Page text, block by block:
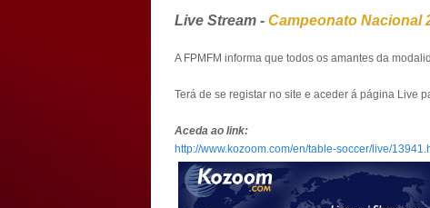
Live Stream - Campeonato Nacional
A FPMFM informa que todos os amantes da
Terá de se registar no site e aceder á página Live
Aceda ao link:
http://www.kozoom.com/en/table-soccer/live/